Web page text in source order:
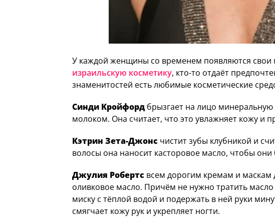
У каждой женщины со временем появляются свои
израильскую косметику, кто-то отдаёт
знаменитостей есть любимые косметические
Синди Кройфорд брызгает на лицо
молоком. Она считает, что это увлажняет кожу и
Кэтрин Зета-Джонс чистит зубы клубникой и
волосы она наносит касторовое масло, чтобы
Джулия Робертс всем дорогим кремам и маскам
оливковое масло. Причём не нужно тратить
миску с тёплой водой и подержать в ней руки
смягчает кожу рук и укрепляет ногти.